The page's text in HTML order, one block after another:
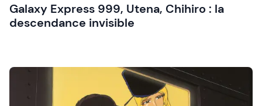
Galaxy Express 999, Utena, Chihiro : la
descendance invisible